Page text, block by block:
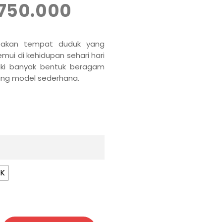
tempat duduk yang
di kehidupan sehari hari
banyak bentuk beragam
model sederhana.